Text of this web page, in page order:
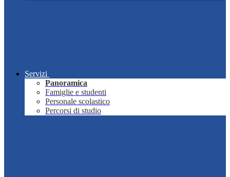
Servizi
Panoramica
Famiglie e studenti
Personale scolastico
Percorsi di studio